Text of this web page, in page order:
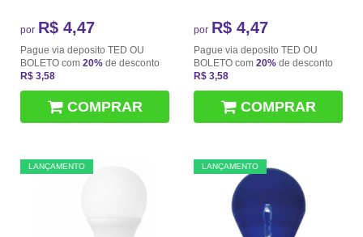
por R$ 4,47
Pague via deposito TED OU
BOLETO com 20% de desconto
R$ 3,58
COMPRAR
por R$ 4,47
Pague via deposito TED OU
BOLETO com 20% de desconto
R$ 3,58
COMPRAR
LANÇAMENTO LANÇAMENTO